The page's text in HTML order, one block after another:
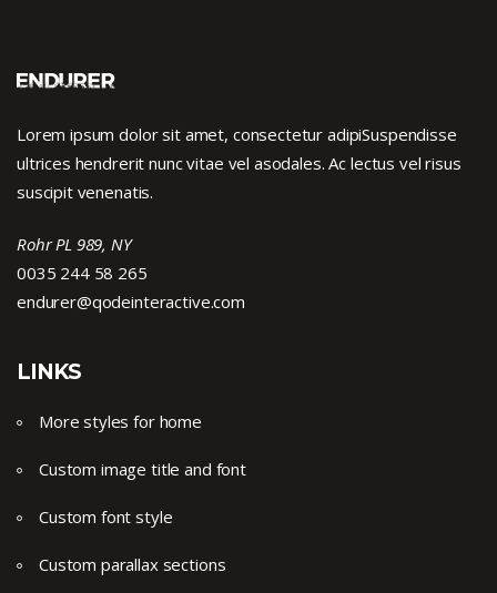
Lorem ipsum dolor sit amet, consectetur adipiSuspendisse
ultrices hendrerit nunc vitae vel asodales. Ac lectus vel risus
suscipit venenatis.
Rohr PL 989, NY
0035 244 58 265
endurer@qodeinteractive.com
LINKS
More styles for home
Custom image title and font
Custom font style
Custom parallax sections